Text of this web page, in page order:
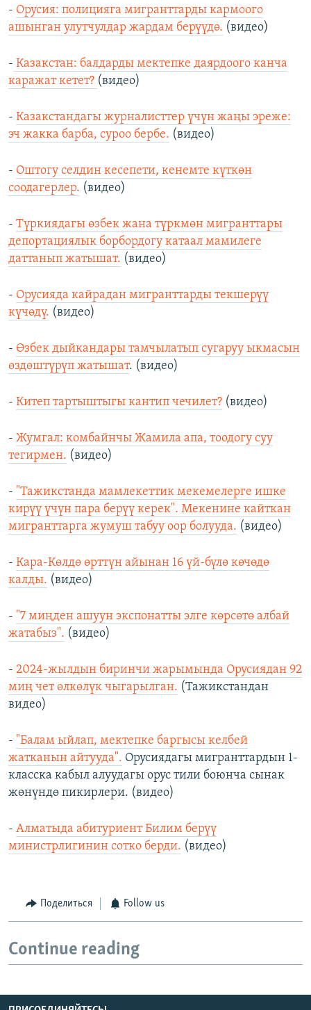
- Орусия: полицияга мигранттарды кармоого
ашынган улутчулдар жардам берүүдө. (видео)
- Казакстан: балдарды мектепке даярдоого канча
каражат кетет? (видео)
- Казакстандагы журналисттер үчүн жаңы эреже:
эч жакка барба, суроо бербе. (видео)
- Оштогу селдин кесепети, кенемте күткөн
соодагерлер. (видео)
- Түркиядагы өзбек жана түркмөн мигранттары
депортациялык борбордогу катаал мамилеге
даттанып жатышат. (видео)
- Орусияда кайрадан мигранттарды текшерүү
күчөдү. (видео)
- Өзбек дыйкандары тамчылатып сугаруу ыкмасын
өздөштүрүп жатышат. (видео)
- Китеп тартыштыгы кантип чечилет? (видео)
- Жумгал: комбайнчы Жамила апа, тоодогу суу
тегирмен. (видео)
- "Тажикстанда мамлекеттик мекемелерге ишке
кирүү үчүн пара берүү керек". Мекенине кайткан
мигранттарга жумуш табуу оор болууда. (видео)
- Кара-Көлдө өрттүн айынан 16 үй-бүлө көчөдө
калды. (видео)
- "7 миңден ашуун экспонатты элге көрсөтө албай
жатабыз". (видео)
- 2024-жылдын биринчи жарымында Орусиядан 92
миң чет өлкөлүк чыгарылган. (Тажикстандан
видео)
- "Балам ыйлап, мектепке баргысы келбей
жатканын айтууда". Орусиядагы мигранттардын 1-
класска кабыл алуудагы орус тили боюнча сынак
жөнүндө пикирлери. (видео)
- Алматыда абитуриент Билим берүү
министрлигинин сотко берди. (видео)
Поделиться Follow us
Continue reading